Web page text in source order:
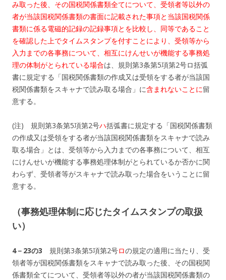
み取った後、その国税関係書類全てについて、受領者等以外の
者が当該国税関係書類の書面に記載された事項と当該国税関係
書類に係る電磁的記録の記録事項とを比較し、同等であること
を確認した上でタイムスタンプを付すことにより、受領等から
入力までの各事務について、相互にけんせいが機能する事務処
理の体制がとられている場合は、規則第3条第5項第2号ロ括弧
書に規定する「国税関係書類の作成又は受領をする者が当該国
税関係書類をスキャナで読み取る場合」に含まれないことに留
意する。
(注) 規則第3条第5項第2号ハ括弧書に規定する「国税関係書類
の作成又は受領をする者が当該国税関係書類をスキャナで読み
取る場合」とは、受領等から入力までの各事務について、相互
にけんせいが機能する事務処理体制がとられているか否かに関
わらず、受領者等がスキャナで読み取った場合をいうことに留
意する。
（事務処理体制に応じたタイムスタンプの取扱
い）
4－23の3 規則第3条第5項第2号ロの規定の適用に当たり、受
領者等が国税関係書類をスキャナで読み取った後、その国税関
係書類全てについて、受領者等以外の者が当該国税関係書類の